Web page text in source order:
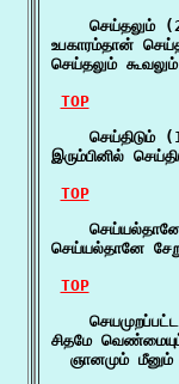
செய்தலும்
உபகாரம்தான்
செய்தலும்
TOP
செய்திடும்
இரும்பினில்
TOP
செய்யல்தானே
TOP
சிதமே
ஞானமும்